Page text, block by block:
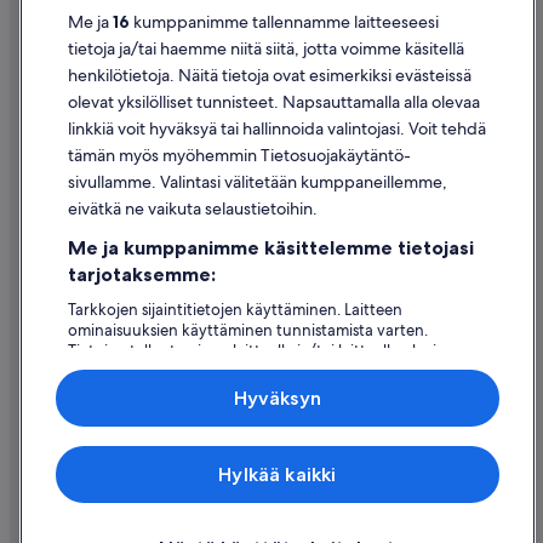
Evästeet
Käyttöehdot
Oikeudelliset tiedot / ota meihin yhteyttä
Sisältövaatimukset ja ilmoituksen tekeminen sisällöstä
Tuki
Ota yhteyttä
Hyvityksen hakeminen ja aikarajat
Varaa lento lentoyhtiön hyvityskupongeilla
Kansainväliset matka-asiakirjat
© 2026 Expedia, Inc., Expedia Groupin yritys. Kaikki oikeudet
pidätetään. Expedia ja Expedia-logo ovat Expedia, Inc.:n tavaramerkkejä
Me ja16 kumppanimme tallennamme laitteeseesi
tietoja ja/tai haemme niitä siitä, jotta voimme käsitellä
henkilötietoja. Näitä tietoja ovat esimerkiksi evästeissä
olevat yksilölliset tunnisteet. Napsauttamalla alla olevaa
linkkiä voit hyväksyä tai hallinnoida valintojasi. Voit tehdä
tämän myös myöhemmin Tietosuojakäytäntö-
sivullamme. Valintasi välitetään kumppaneillemme,
eivätkä ne vaikuta selaustietoihin.
Me ja kumppanimme käsittelemme tietojasi
tarjotaksemme:
Tarkkojen sijaintitietojen käyttäminen. Laitteen
ominaisuuksien käyttäminen tunnistamista varten.
Tietojen tallentaminen laitteelle ja/tai laitteella olevien
tietojen käyttö. Kohdennettu mainonta ja personoitu
sisältö, mainonnan ja sisällön mittaus, yleisötutkimus ja
Hylkää kaikki
Hyväksyn